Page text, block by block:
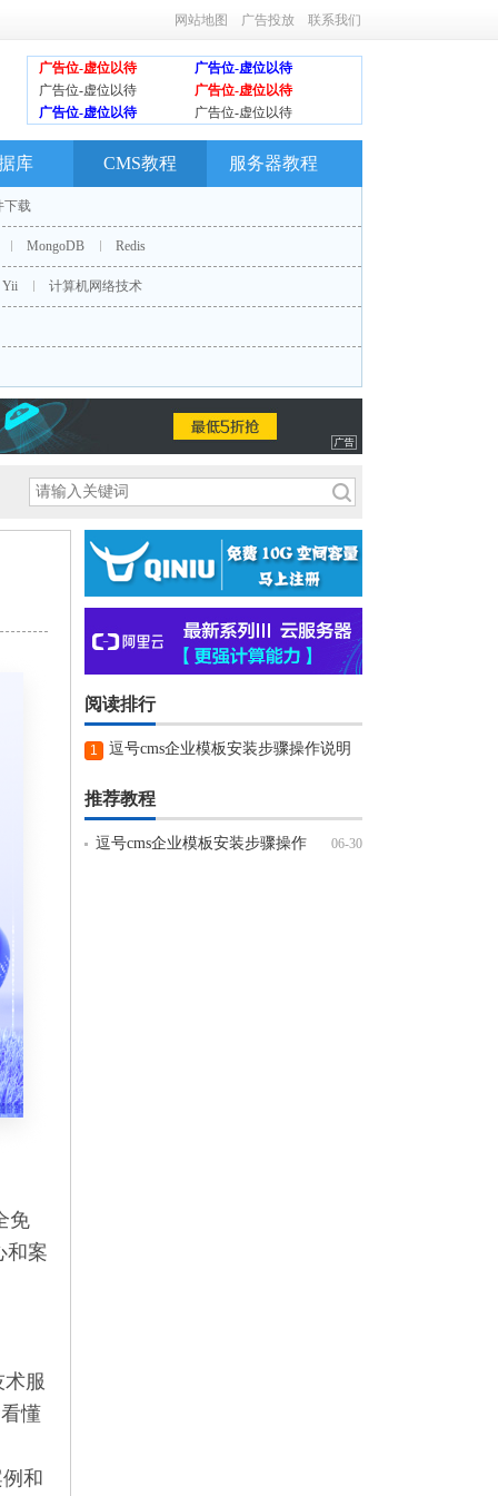
网站地图 广告投放 联系我们
广告位-虚位以待
广告位-虚位以待
广告位-虚位以待
广告位-虚位以待
广告位-虚位以待
广告位-虚位以待
库 CMS教程 服务器教程
下载
MongoDB Redis
Yii 计算机网络技术
免
和案
服
懂
和
阅读排行
1 逗号cms企业模板安装步骤操作说明
推荐教程
06-30
逗号cms企业模板安装步骤操作